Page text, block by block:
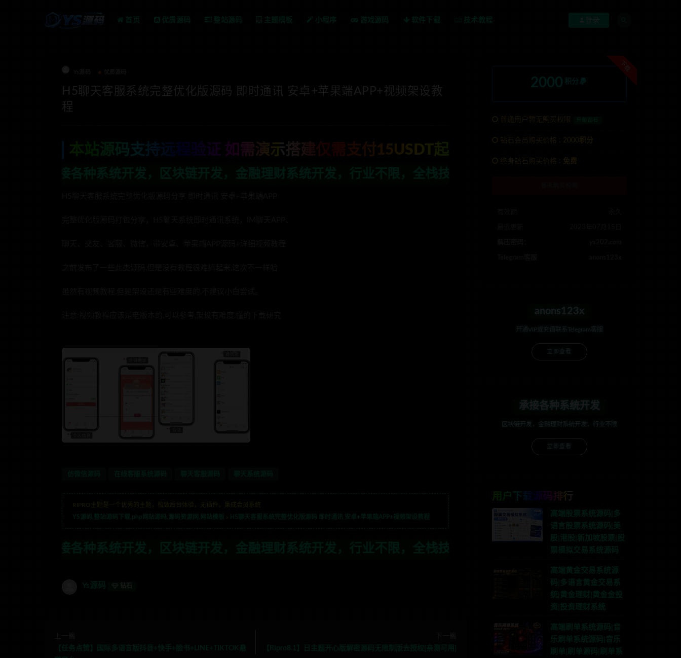
首页 优质源码 整站源码 主题模板 小程序 游戏源码 软件下载 技术教程 登录
H5聊天客服系统完整优化版源码 即时通讯 安卓+苹果端APP+视频架设教
程
本站源码支持远程验证 如需演示搭建仅需支付15USDT起
RIPRO主题是一个优秀的主题，极致后台体验，无插件，集成会员系统
YS源码,整站源码下载,php网站源码,源码资源网,网站模板
H5聊天客服系统完整优化版源码 即时通讯 安卓+苹果端APP+视频架设教程
系统开发，区块链开发，金融理财系统开发，行业不限，全栈技术开发，定制，二开联系TG:anons123x
Ys源码 钻石
下载
2000 积分
普通用户暂无购买权限
钻石会员购买价格 : 2000积分
终身钻石购买价格 : 免费
anons123x
开通VIP或充值联系Telegram客服
立即查看
承接各种系统开发
区块链开发，金融理财系统开发，行业不限
立即查看
用户下载源码排行
高端股票系统源码|多
语言股票系统源码|美
股|港股|新加坡股票|股
票模拟交易系统源码
高端黄金交易系统源
码|多语言黄金交易系
统|黄金理财|黄金金投
资|投资理财系统
高端刷单系统源码|音
乐刷单系统源码|音乐
刷单|刷单源码|刷单系